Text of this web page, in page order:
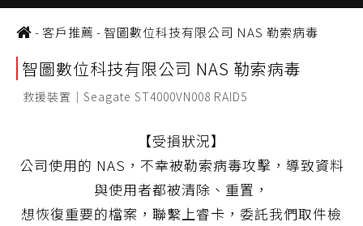
-客戶推薦 - 智圖數位科技有限公司 NAS 勒索病毒
智圖數位科技有限公司 NAS 勒索病毒
救援裝置｜Seagate ST4000VN008 RAID5
【受損狀況】
公司使用的 NAS，不幸被勒索病毒攻擊，導致資料
與使用者都被清除、重置，
想恢復重要的檔案，聯繫上睿卡，委託我們取件檢